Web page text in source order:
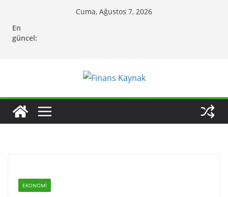
content
Cuma, Ağustos 7, 2026
En
güncel:
EKONOMI